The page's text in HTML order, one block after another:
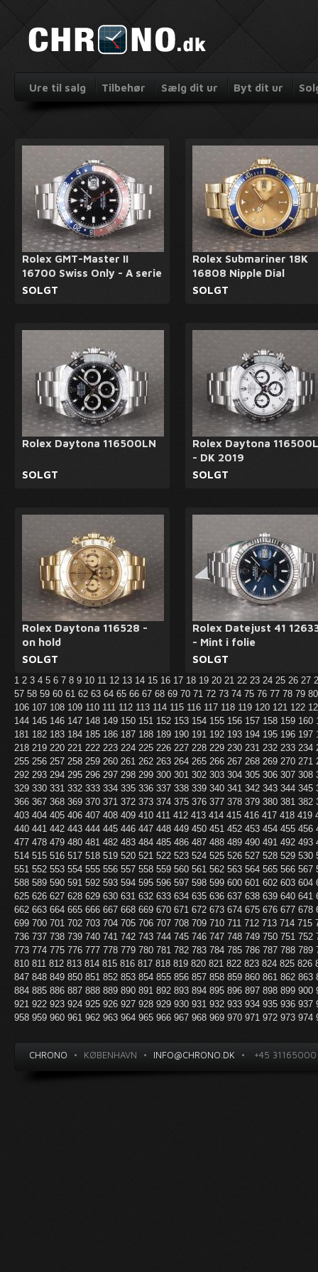
Ure til salg Tilbehør Sælg dit ur Byt dit ur
Rolex GMT-Master II
16700 Swiss Only - A serie
SOLGT
Rolex Submariner 18K
16808 Nipple Dial
SOLGT
Rolex Daytona 116500LN
SOLGT
Rolex Daytona
- DK 2019
SOLGT
Rolex Daytona 116528 -
on hold
SOLGT
Rolex Datejust 41
- Mint i folie
SOLGT
1 2 3 4 5 6 7 8 9 10 11 12 13 14 15 16 17 18 19 20 21 22 23 24 25 26 27
57 58 59 60 61 62 63 64 65 66 67 68 69 70 71 72 73 74 75 76 77 78 79
106 107 108 109 110 111 112 113 114 115 116 117 118 119 120 121 122
144 145 146 147 148 149 150 151 152 153 154 155 156 157 158 159 160
181 182 183 184 185 186 187 188 189 190 191 192 193 194 195 196 197
218 219 220 221 222 223 224 225 226 227 228 229 230 231 232 233 234
255 256 257 258 259 260 261 262 263 264 265 266 267 268 269 270 271
292 293 294 295 296 297 298 299 300 301 302 303 304 305 306 307 308
329 330 331 332 333 334 335 336 337 338 339 340 341 342 343 344 345
366 367 368 369 370 371 372 373 374 375 376 377 378 379 380 381 382
403 404 405 406 407 408 409 410 411 412 413 414 415 416 417 418 419
440 441 442 443 444 445 446 447 448 449 450 451 452 453 454 455 456
477 478 479 480 481 482 483 484 485 486 487 488 489 490 491 492 493
514 515 516 517 518 519 520 521 522 523 524 525 526 527 528 529 530
551 552 553 554 555 556 557 558 559 560 561 562 563 564 565 566 567
588 589 590 591 592 593 594 595 596 597 598 599 600 601 602 603 604
625 626 627 628 629 630 631 632 633 634 635 636 637 638 639 640 641
662 663 664 665 666 667 668 669 670 671 672 673 674 675 676 677 678
699 700 701 702 703 704 705 706 707 708 709 710 711 712 713 714 715
736 737 738 739 740 741 742 743 744 745 746 747 748 749 750 751 752
773 774 775 776 777 778 779 780 781 782 783 784 785 786 787 788 789
810 811 812 813 814 815 816 817 818 819 820 821 822 823 824 825 826
847 848 849 850 851 852 853 854 855 856 857 858 859 860 861 862 863
884 885 886 887 888 889 890 891 892 893 894 895 896 897 898 899 900
921 922 923 924 925 926 927 928 929 930 931 932 933 934 935 936 937
958 959 960 961 962 963 964 965 966 967 968 969 970 971 972 973 974
CHRONO • KØBENHAVN • INFO@CHRONO.DK • +45 31165000